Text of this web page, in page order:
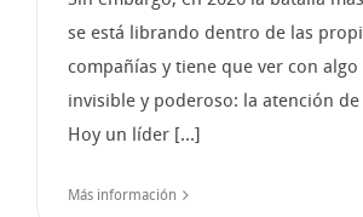
se está librando dentro de las
compañías y tiene que ver con algo
invisible y poderoso: la atención de
Hoy un líder [...]
Más información